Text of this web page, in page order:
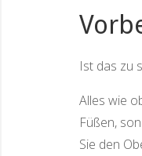
Ist das zu
Alles wie
Füßen,
Sie den